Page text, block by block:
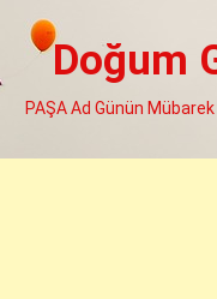
Doğum
PAŞA Ad Günün